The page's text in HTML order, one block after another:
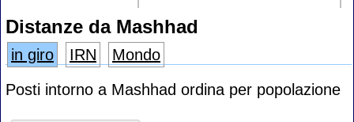
Distanze da Mashhad
in giro IRN
Mondo
Posti intorno a Mashhad ordina per popolazione